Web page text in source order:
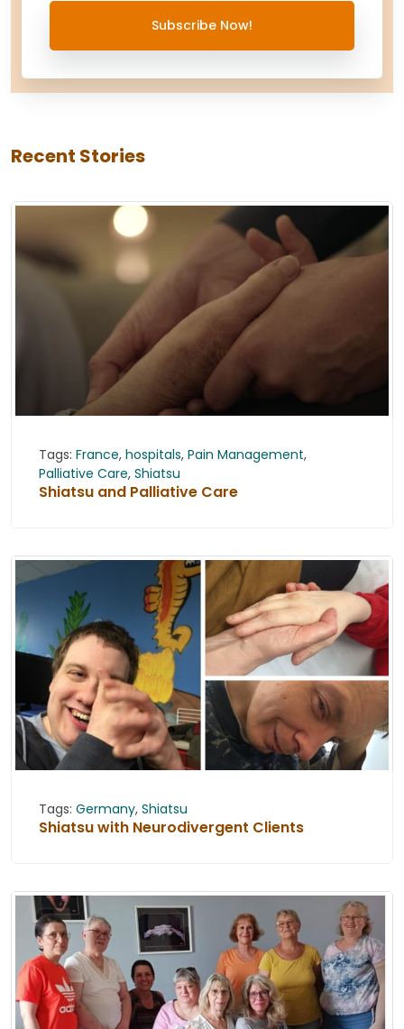
Subscribe Now!
Recent Stories
Tags: France, hospitals, Pain Management,
Palliative Care, Shiatsu
Shiatsu and Palliative Care
Tags: Germany, Shiatsu
Shiatsu with Neurodivergent Clients